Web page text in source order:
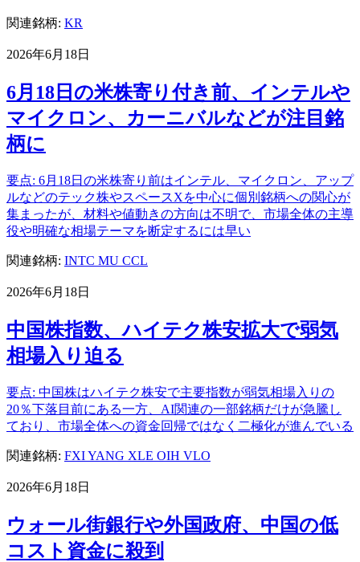
関連銘柄: KR
2026年6月18日
6月18日の米株寄り付き前、インテルや
マイクロン、カーニバルなどが注目銘
柄に
要点: 6月18日の米株寄り前はインテル、マイクロン、アップ
ルなどのテック株やスペースXを中心に個別銘柄への関心が
集まったが、材料や値動きの方向は不明で、市場全体の主導
役や明確な相場テーマを断定するには早い
関連銘柄: INTC MU CCL
2026年6月18日
中国株指数、ハイテク株安拡大で弱気
相場入り迫る
要点: 中国株はハイテク株安で主要指数が弱気相場入りの
20％下落目前にある一方、AI関連の一部銘柄だけが急騰し
ており、市場全体への資金回帰ではなく二極化が進んでいる
関連銘柄: FXIYANG XLE OIH VLO
2026年6月18日
ウォール街銀行や外国政府、中国の低
コスト資金に殺到